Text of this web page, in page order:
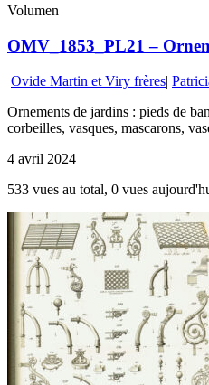
Volumen
OMV_1853_PL21 –
Ovide Martin et Viry frères|
Ornements de jardins : pieds de
corbeilles, vasques, mascarons,
4 avril 2024
533 vues au total, 0 vues